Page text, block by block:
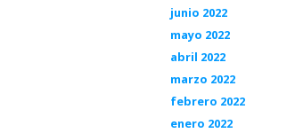
junio 2022
mayo 2022
abril 2022
marzo 2022
febrero 2022
enero 2022